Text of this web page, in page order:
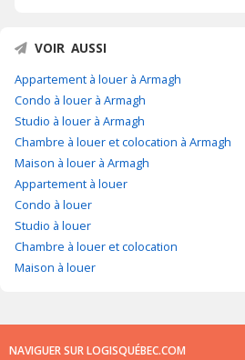
VOIR AUSSI
Appartement à louer à Armagh
Condo à louer à Armagh
Studio à louer à Armagh
Chambre à louer et colocation à Armagh
Maison à louer à Armagh
Appartement à louer
Condo à louer
Studio à louer
Chambre à louer et colocation
Maison à louer
NAVIGUER SUR LOGISQUÉBEC.COM